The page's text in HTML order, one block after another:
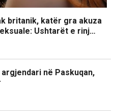
britanik, katër gra akuza
Ushtarët e rinj…
në Paskuqan,